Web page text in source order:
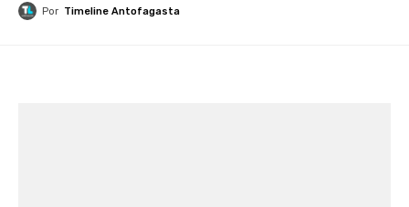
Por Timeline Antofagasta